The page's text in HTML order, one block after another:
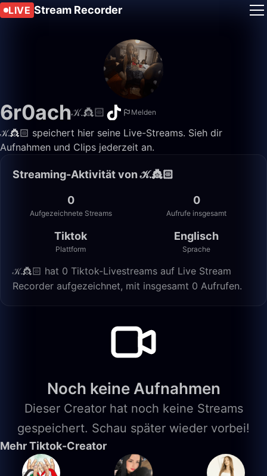
LIVE Stream Recorder
6r0ach𝒦.👸🏻 Melden
𝒦.👸🏻 speichert hier seine Live-Streams. Sieh dir
Aufnahmen und Clips jederzeit an.
Streaming-Aktivität von 𝒦.👸🏻
0
Aufgezeichnete Streams
0
Aufrufe insgesamt
Tiktok
Plattform
Englisch
Sprache
𝒦.👸🏻 hat 0 Tiktok-Livestreams auf Live Stream
Recorder aufgezeichnet, mit insgesamt 0 Aufrufen.
Noch keine Aufnahmen
Dieser Creator hat noch keine Streams
gespeichert. Schau später wieder vorbei!
Mehr Tiktok-Creator